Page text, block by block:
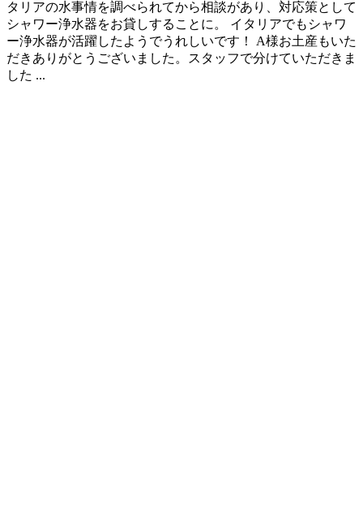
タリアの水事情を調べられてから相談があり、対応策として
シャワー浄水器をお貸しすることに。 イタリアでもシャワ
ー浄水器が活躍したようでうれしいです！ A様お土産もいた
だきありがとうございました。スタッフで分けていただきま
した ...